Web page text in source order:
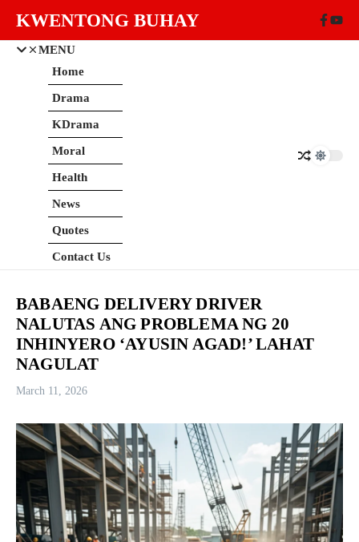
KWENTONG BUHAY
MENU
Home
Drama
KDrama
Moral
Health
News
Quotes
Contact Us
BABAENG DELIVERY DRIVER
NALUTAS ANG PROBLEMA NG 20
INHINYERO ‘AYUSIN AGAD!’ LAHAT
NAGULAT
March 11, 2026